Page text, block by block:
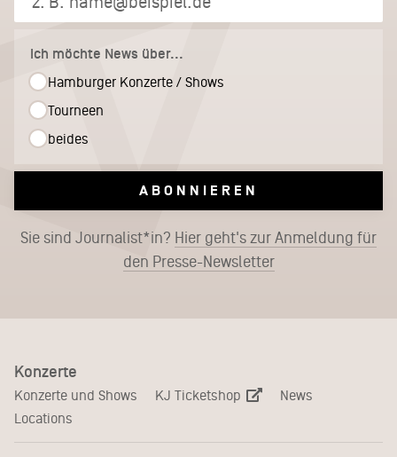
Ich möchte News über...
Hamburger Konzerte / Shows
Tourneen
beides
ABONNIEREN
Sie sind Journalist*in? Hier geht's zur Anmeldung für
den Presse-Newsletter
Konzerte
Konzerte und Shows KJ Ticketshop
News
Locations